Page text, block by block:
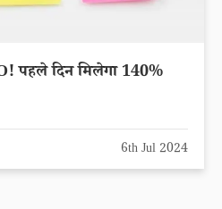
पहले दिन मिलेगा 140%
6th Jul 2024